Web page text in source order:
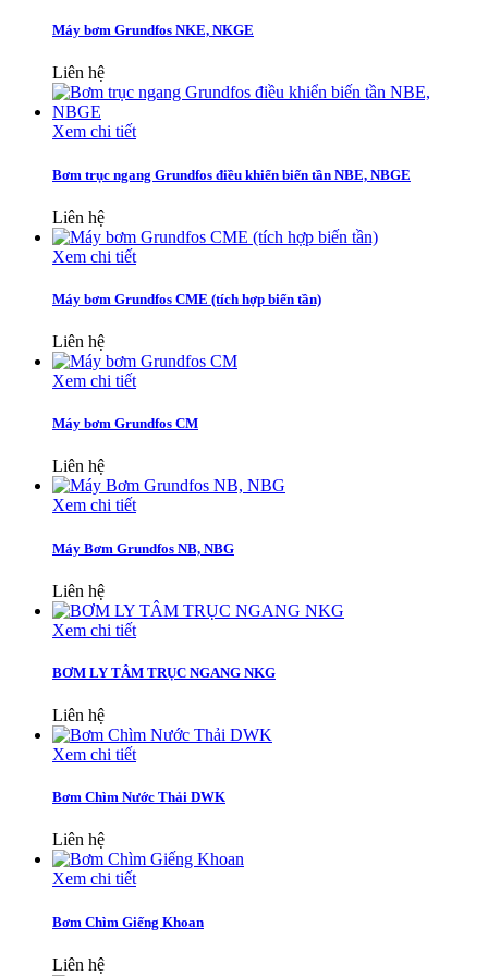
Máy bơm Grundfos NKE, NKGE
Liên hệ
Xem chi tiết
Bơm trục ngang Grundfos điều khiển biến tần NBE, NBGE
Liên hệ
Xem chi tiết
Máy bơm Grundfos CME (tích hợp biến tần)
Liên hệ
Xem chi tiết
Máy bơm Grundfos CM
Liên hệ
Xem chi tiết
Máy Bơm Grundfos NB, NBG
Liên hệ
Xem chi tiết
BƠM LY TÂM TRỤC NGANG NKG
Liên hệ
Xem chi tiết
Bơm Chìm Nước Thải DWK
Liên hệ
Xem chi tiết
Bơm Chìm Giếng Khoan
Liên hệ